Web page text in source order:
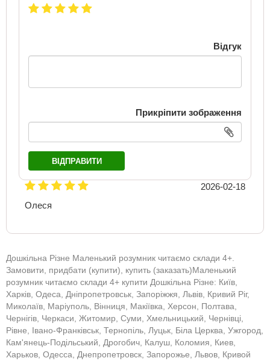
Відгук
Прикріпити зображення
ВІДПРАВИТИ
2026-02-18
Олеся
Дошкільна Різне Маленький розумник читаємо склади 4+.
Замовити, придбати (купити), купить (заказать)Маленький
розумник читаємо склади 4+ купити Дошкільна Різне: Київ,
Харків, Одеса, Дніпропетровськ, Запоріжжя, Львів, Кривий Ріг,
Миколаїв, Маріуполь, Вінниця, Макіївка, Херсон, Полтава,
Чернігів, Черкаси, Житомир, Суми, Хмельницький, Чернівці,
Рівне, Івано-Франківськ, Тернопіль, Луцьк, Біла Церква, Ужгород,
Кам'янець-Подільський, Дрогобич, Калуш, Коломия, Киев,
Харьков, Одесса, Днепропетровск, Запорожье, Львов, Кривой